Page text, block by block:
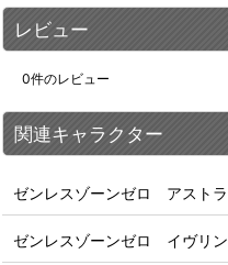
レビュー
0件のレビュー
関連キャラクター
ゼンレスゾーンゼロ アストラ
ゼンレスゾーンゼロ イヴリン